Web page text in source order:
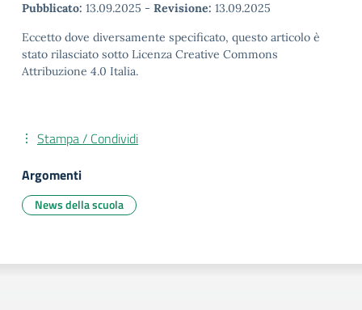
Pubblicato: 13.09.2025 - Revisione: 13.09.2025
Eccetto dove diversamente specificato, questo articolo è
stato rilasciato sotto Licenza Creative Commons
Attribuzione 4.0 Italia.
Stampa / Condividi
Argomenti
News della scuola